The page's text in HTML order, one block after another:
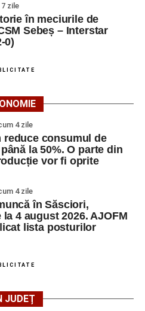
de Sebeș”
2026
pentru copii, susținute de
și„Pied Piper”
săsești, cu participarea:
Pinelli.
zile
în meciurile de
Sebeș – Interstar
0)
4 zile
reduce consumul de
la 50%. O parte din
vor fi oprite
4 zile
în Săsciori,
4 august 2026. AJOFM
lista posturilor
JUDEȚ